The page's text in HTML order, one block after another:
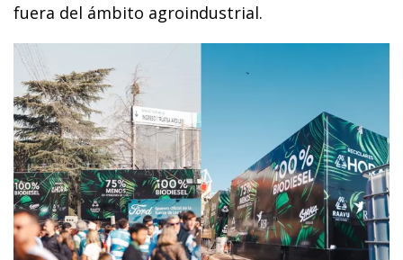
fuera del ámbito agroindustrial.